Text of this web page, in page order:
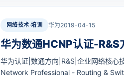
网络技术·培训 华为2019-04-15
华为数通HCNP认证-R&S
华为认证|数通方向|R&S|企业网络核心
Network Professional - Routing &